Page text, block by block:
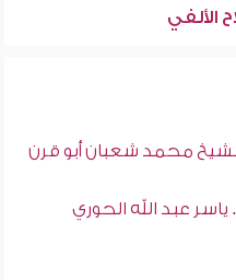
الألفي
محمد شعبان أبو قرن
عبد الله الحوري